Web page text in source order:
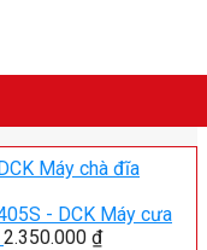
Máy chà đĩa
Máy cưa
2.350.000 ₫